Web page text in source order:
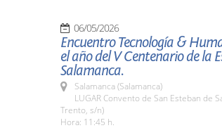
06/05/2026
Encuentro Tecnología &
el año del V Centenario de la
Salamanca.
Salamanca (Salamanca)
LUGAR Convento de San Esteban de
Trento, s/n)
Hora: 11:45 h.